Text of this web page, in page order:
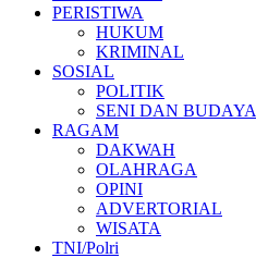
PERISTIWA
HUKUM
KRIMINAL
SOSIAL
POLITIK
SENI DAN BUDAYA
RAGAM
DAKWAH
OLAHRAGA
OPINI
ADVERTORIAL
WISATA
TNI/Polri